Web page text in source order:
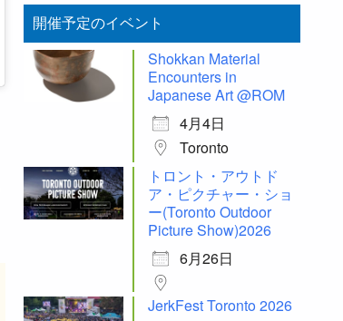
開催予定のイベント
Shokkan Material
Encounters in
Japanese Art @ROM
4月4日
Toronto
トロント・アウトド
ア・ピクチャー・ショ
ー(Toronto Outdoor
Picture Show)2026
6月26日
JerkFest Toronto 2026